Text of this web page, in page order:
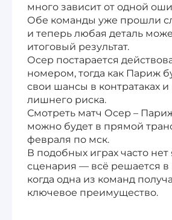
много зависит от одной
Обе команды уже прошли
и теперь любая деталь
итоговый результат.
Осер постарается
номером, тогда как Париж
свои шансы в контратаках и
лишнего риска.
Смотреть матч Осер –
можно будет в прямой
февраля по мск.
В подобных играх часто нет
сценария — всё решается
когда одна из команд
ключевое преимущество.